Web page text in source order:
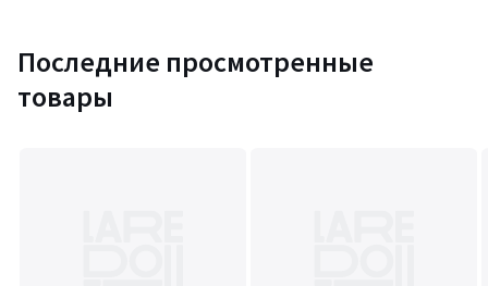
Последние просмотренные
товары